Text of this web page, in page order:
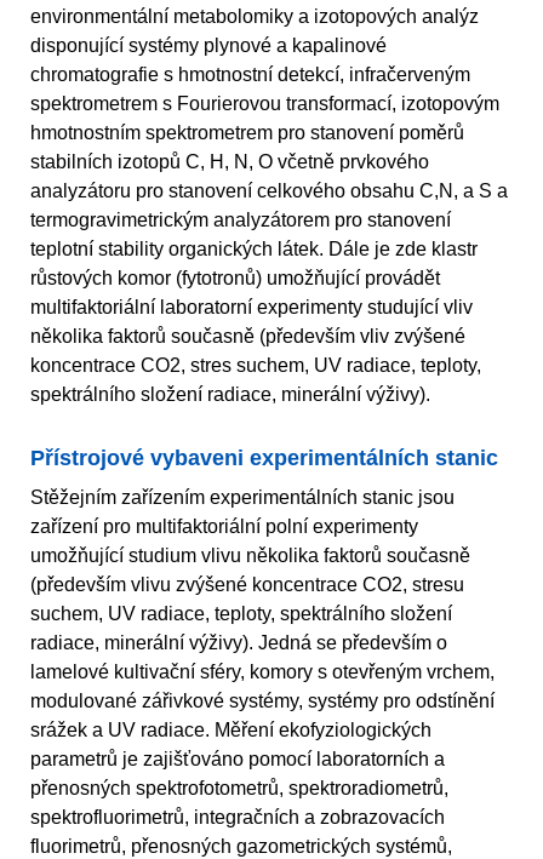
environmentální metabolomiky a izotopových analýz
disponující systémy plynové a kapalinové
chromatografie s hmotnostní detekcí, infračerveným
spektrometrem s Fourierovou transformací, izotopovým
hmotnostním spektrometrem pro stanovení poměrů
stabilních izotopů C, H, N, O včetně prvkového
analyzátoru pro stanovení celkového obsahu C,N, a S a
termogravimetrickým analyzátorem pro stanovení
teplotní stability organických látek. Dále je zde klastr
růstových komor (fytotronů) umožňující provádět
multifaktoriální laboratorní experimenty studující vliv
několika faktorů současně (především vliv zvýšené
koncentrace CO2, stres suchem, UV radiace, teploty,
spektrálního složení radiace, minerální výživy).
Přístrojové vybaveni experimentálních stanic
Stěžejním zařízením experimentálních stanic jsou
zařízení pro multifaktoriální polní experimenty
umožňující studium vlivu několika faktorů současně
(především vlivu zvýšené koncentrace CO2, stresu
suchem, UV radiace, teploty, spektrálního složení
radiace, minerální výživy). Jedná se především o
lamelové kultivační sféry, komory s otevřeným vrchem,
modulované zářivkové systémy, systémy pro odstínění
srážek a UV radiace. Měření ekofyziologických
parametrů je zajišťováno pomocí laboratorních a
přenosných spektrofotometrů, spektroradiometrů,
spektrofluorimetrů, integračních a zobrazovacích
fluorimetrů, přenosných gazometrických systémů,